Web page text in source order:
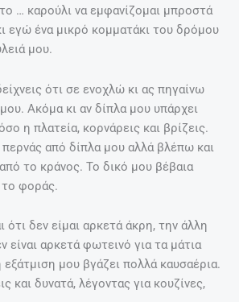
… καρούλι να εμφανίζομαι μπροστά
εγώ ένα μικρό κομματάκι του δρόμου
μου.
ότι σε ενοχλώ κι ας πηγαίνω
Ακόμα κι αν δίπλα μου υπάρχει
η πλατεία, κορνάρεις και βρίζεις.
από δίπλα μου αλλά βλέπω και
το κράνος. Το δικό μου βέβαια
το φοράς.
ότι δεν είμαι αρκετά άκρη, την άλλη
είναι αρκετά φωτεινό για τα μάτια
μου βγάζει πολλά καυσαέρια.
και δυνατά, λέγοντας για κουζίνες,